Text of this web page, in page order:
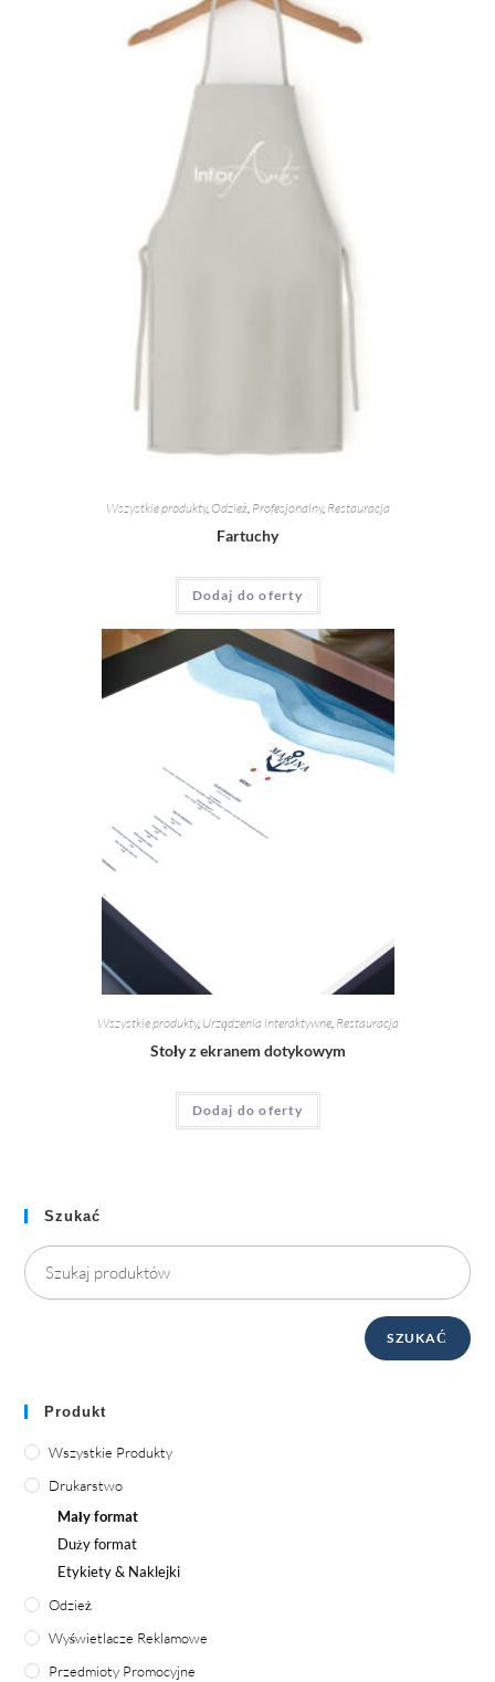
Wszystkie produkty, Odzież, Profesjonalny, Restauracja
Fartuchy
Dodaj do oferty
Wszystkie produkty, Urządzenia interaktywne, Restauracja
Stoły z ekranem dotykowym
Dodaj do oferty
Szukać
SZUKAĆ
Produkt
Wszystkie Produkty
Drukarstwo
Mały format
Duży format
Etykiety & Naklejki
Odzież
Wyświetlacze Reklamowe
Przedmioty Promocyjne